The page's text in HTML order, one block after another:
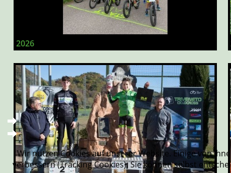
2026
Wir nutzen Cookies auf unserer Website. Einige von
verbessern (Tracking Cookies). Sie können selbst